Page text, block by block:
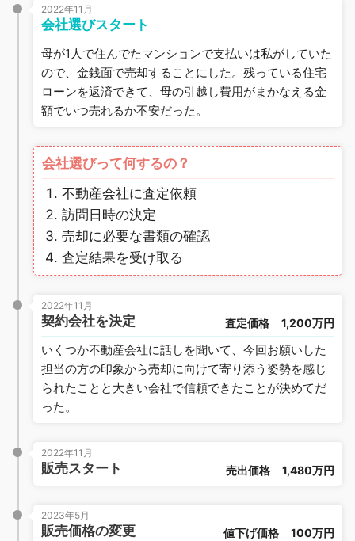
2022年11月
会社選びスタート
母が1人で住んでたマンションで支払いは私がしていた
ので、金銭面で売却することにした。残っている住宅
ローンを返済できて、母の引越し費用がまかなえる金
額でいつ売れるか不安だった。
会社選びって何するの？
不動産会社に査定依頼
訪問日時の決定
売却に必要な書類の確認
査定結果を受け取る
2022年11月
契約会社を決定 査定価格 1,200万円
いくつか不動産会社に話しを聞いて、今回お願いした
担当の方の印象から売却に向けて寄り添う姿勢を感じ
られたことと大きい会社で信頼できたことが決めてだ
った。
2022年11月
販売スタート 売出価格 1,480万円
2023年5月
販売価格の変更 値下げ価格 100万円